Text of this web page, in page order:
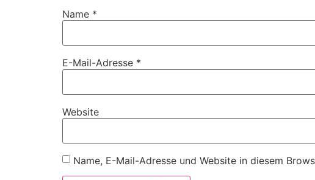
Name *
E-Mail-Adresse *
Website
Name, E-Mail-Adresse und Website in diesem